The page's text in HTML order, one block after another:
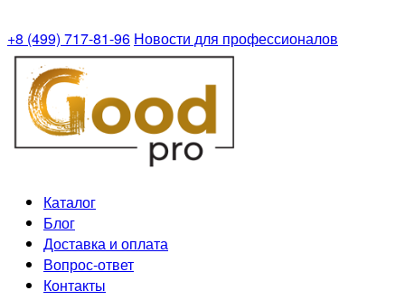
+8 (499) 717-81-96 Новости для профессионалов
Каталог
Блог
Доставка и оплата
Вопрос-ответ
Контакты